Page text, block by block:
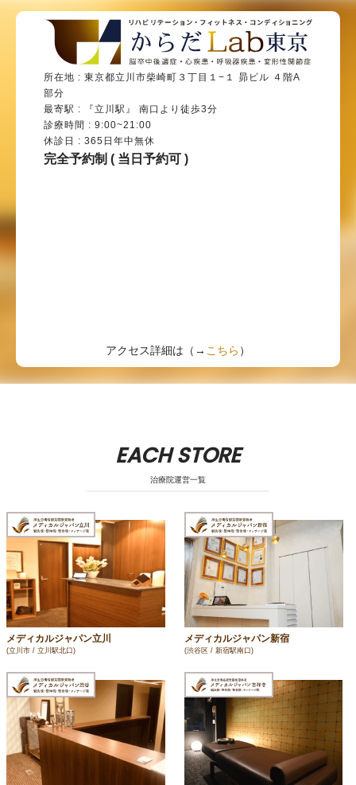
所在地 : 東京都立川市柴崎町３丁目１−１ 昴ビル ４階A
部分
最寄駅 : 『立川駅』 南口より徒歩3分
診療時間 : 9:00~21:00
休診日 : 365日年中無休
完全予約制 ( 当日予約可 )
アクセス詳細は（→ こちら ）
EACH STORE
治療院運営一覧
メディカルジャパン立川
(立川市 / 立川駅北口)
メディカルジャパン新宿
(渋谷区 / 新宿駅南口)